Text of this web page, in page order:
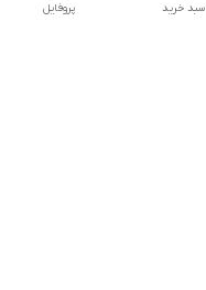
پروفایل سبد خرید